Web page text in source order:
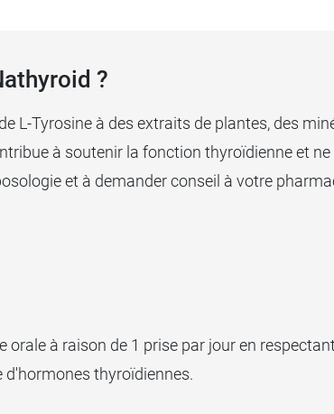
par CCD, par exemple
?
L-Tyrosine à des extraits de plantes, des
à soutenir la fonction thyroïdienne et ne
et à demander conseil à votre
à raison de 1 prise par jour en
thyroïdiennes.